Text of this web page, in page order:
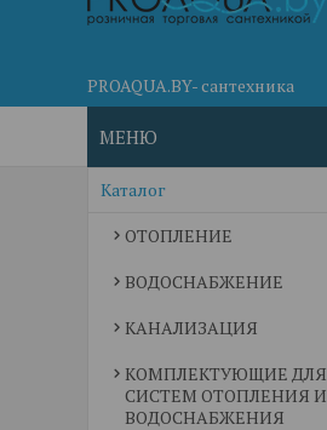
PROAQUA.BY- сантехника
Каталог
ОТОПЛЕНИЕ
ВОДОСНАБЖЕНИЕ
КАНАЛИЗАЦИЯ
КОМПЛЕКТУЮЩИЕ ДЛЯ
СИСТЕМ ОТОПЛЕНИЯ И
ВОДОСНАБЖЕНИЯ